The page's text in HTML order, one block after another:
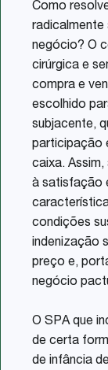
Como
radicalmente
negócio? O
cirúrgica e
compra e
escolhido
subjacente,
participação
caixa.
à satisfação
condições
indenização
preço e,
negócio
O SPA que
de certa
de infância